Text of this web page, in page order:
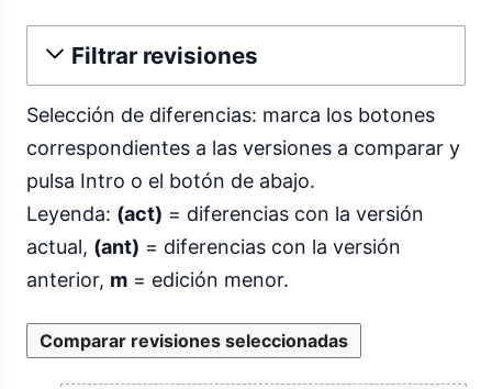
Filtrar revisiones
Selección de diferencias: marca los botones
correspondientes a las versiones a comparar y
pulsa Intro o el botón de abajo.
Leyenda: (act) = diferencias con la versión
actual, (ant) = diferencias con la versión
anterior, m = edición menor.